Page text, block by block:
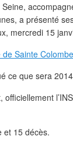
a présenté
mercredi 15
ce que sera
et 15 décès.